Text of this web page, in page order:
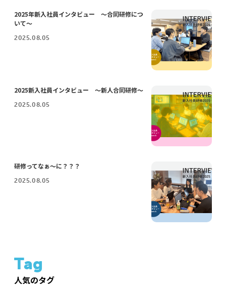
2025年新入社員インタビュー ～合同研修につ
いて～
2025.08.05
2025新入社員インタビュー ～新人合同研修～
2025.08.05
研修ってなぁ～に？？？
2025.08.05
Tag
人気のタグ